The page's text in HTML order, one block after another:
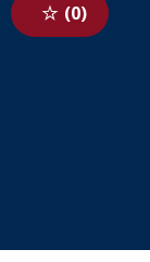
0